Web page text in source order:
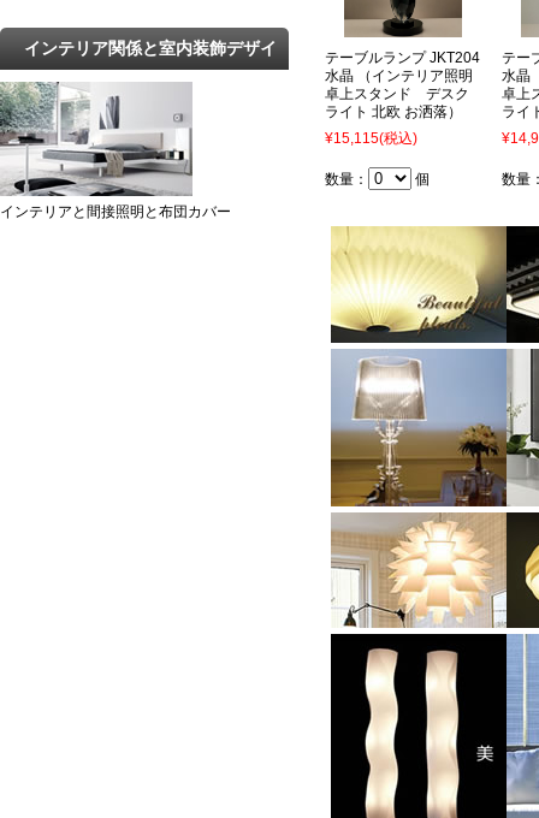
テーブルランプ JKT204
水晶 （インテリア照明
卓上スタンド デスク
ライト 北欧 お洒落）
¥15,115(税込)
数量： 個
テー
水晶
卓上
ライ
数量
インテリア関係と室内装飾デザイ
ンの最新トレンドと知識
インテリアと間接照明と布団カバー